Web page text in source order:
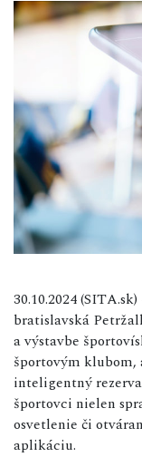
30.10.2024
bratislavská
a výstavbe
športovým
inteligentný
športovci nielen
osvetlenie či
aplikáciu.